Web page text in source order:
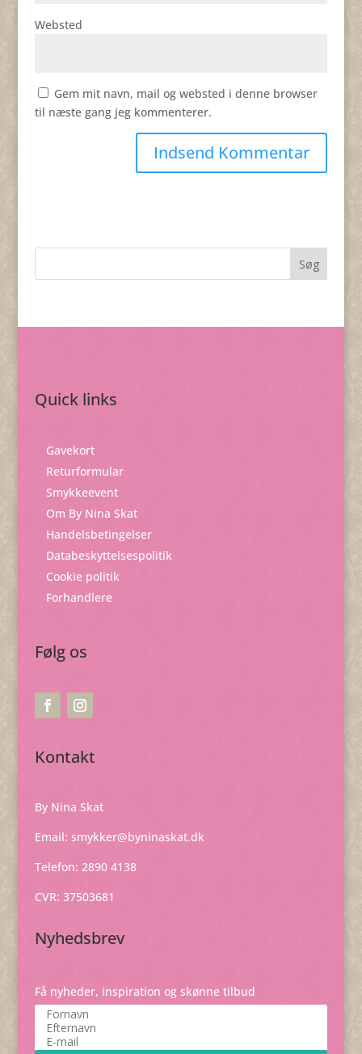
Websted
Gem mit navn, mail og websted i denne browser
til næste gang jeg kommenterer.
Quick links
Gavekort
Returformular
Smykkeevent
Om By Nina Skat
Handelsbetingelser
Databeskyttelsespolitik
Cookie politik
Forhandlere
Følg os
Kontakt
By Nina Skat
Email: smykker@byninaskat.dk
Telefon: 2890 4138
CVR: 37503681
Nyhedsbrev
Få nyheder, inspiration og skønne tilbud